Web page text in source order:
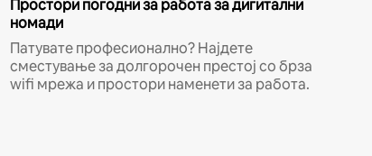
Простори погодни за работа за дигитални
номади
Патувате професионално? Најдете
сместување за долгорочен престој со брза
wifi мрежа и простори наменети за работа.